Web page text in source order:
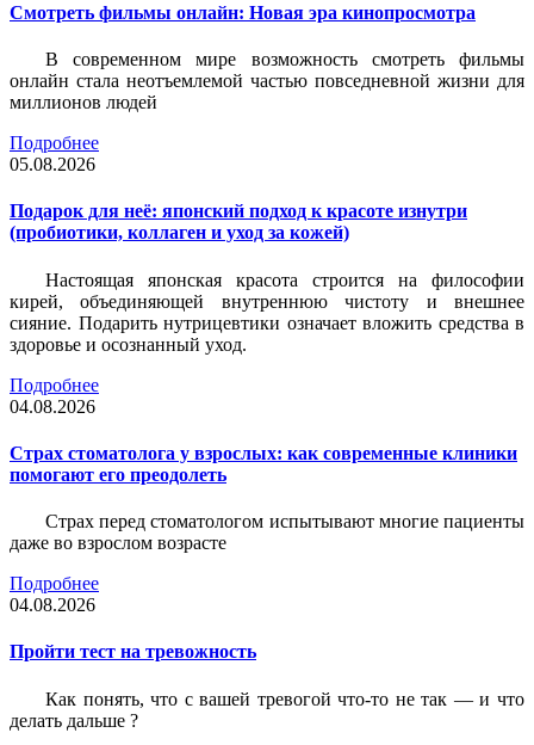
Смотреть фильмы онлайн: Новая эра кинопросмотра
В современном мире возможность смотреть фильмы
онлайн стала неотъемлемой частью повседневной жизни для
миллионов людей
Подробнее
05.08.2026
Подарок для неё: японский подход к красоте изнутри
(пробиотики, коллаген и уход за кожей)
Настоящая японская красота строится на философии
кирей, объединяющей внутреннюю чистоту и внешнее
сияние. Подарить нутрицевтики означает вложить средства в
здоровье и осознанный уход.
Подробнее
04.08.2026
Страх стоматолога у взрослых: как современные клиники
помогают его преодолеть
Страх перед стоматологом испытывают многие пациенты
даже во взрослом возрасте
Подробнее
04.08.2026
Пройти тест на тревожность
Как понять, что с вашей тревогой что-то не так — и что
делать дальше ?